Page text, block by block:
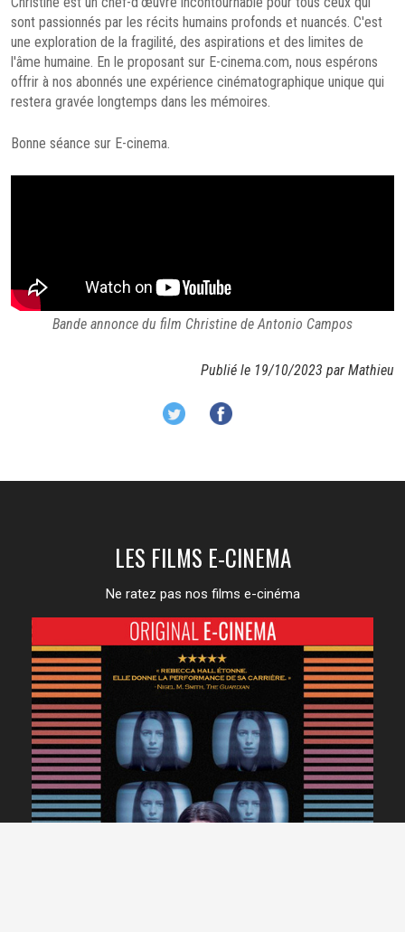
sont passionnés par les récits humains profonds et nuancés. C'est
une exploration de la fragilité, des aspirations et des limites de
l'âme humaine. En le proposant sur E-cinema.com, nous espérons
offrir à nos abonnés une expérience cinématographique unique qui
restera gravée longtemps dans les mémoires.
Bonne séance sur E-cinema.
Bande annonce du film Christine de Antonio Campos
Publié le 19/10/2023 par Mathieu
LES FILMS E-CINEMA
Ne ratez pas nos films e-cinéma